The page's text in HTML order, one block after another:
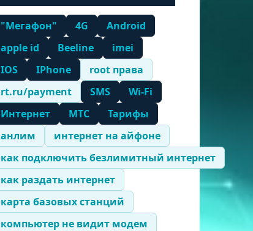
"Мегафон" 4G
Android
apple id
Beeline
imei
IOS
IPhone
root права
rt.ru/payment
SMS
Wi-Fi
Интернет
МТС
Тарифы
анлим
интернет на айфоне
как подключить безлимитный интернет
как раздать интернет
карта базовых станций
компьютер не видит модем